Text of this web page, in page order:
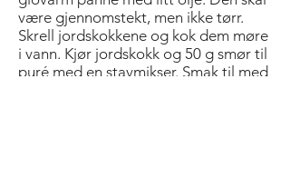
være gjennomstekt, men ikke tørr.
Skrell jordskokkene og kok dem møre
i vann. Kjør jordskokk og 50 g smør til
puré med en stavmikser. Smak til med